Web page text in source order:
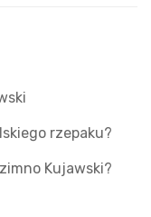
rzepaku?
Kujawski?